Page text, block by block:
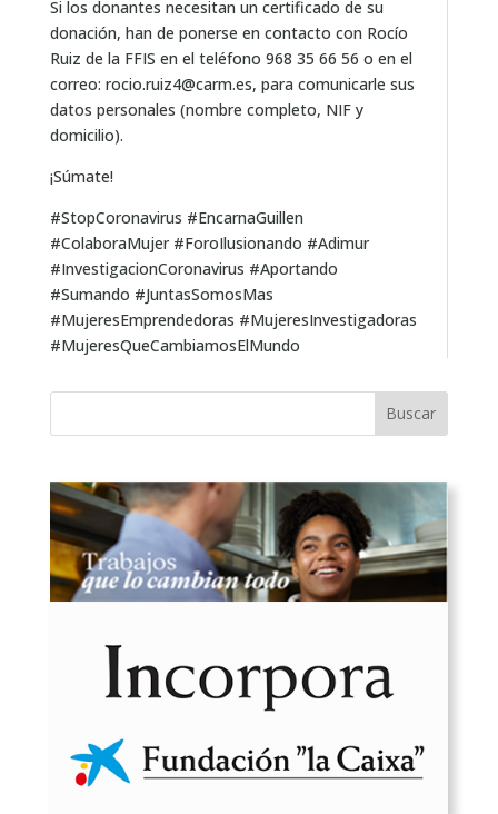
Si los donantes necesitan un certificado de su
donación, han de ponerse en contacto con Rocío
Ruiz de la FFIS en el teléfono 968 35 66 56 o en el
correo: rocio.ruiz4@carm.es, para comunicarle sus
datos personales (nombre completo, NIF y
domicilio).
¡Súmate!
#StopCoronavirus #EncarnaGuillen
#ColaboraMujer #ForoIlusionando #Adimur
#InvestigacionCoronavirus #Aportando
#Sumando #JuntasSomosMas
#MujeresEmprendedoras #MujeresInvestigadoras
#MujeresQueCambiamosElMundo
Buscar